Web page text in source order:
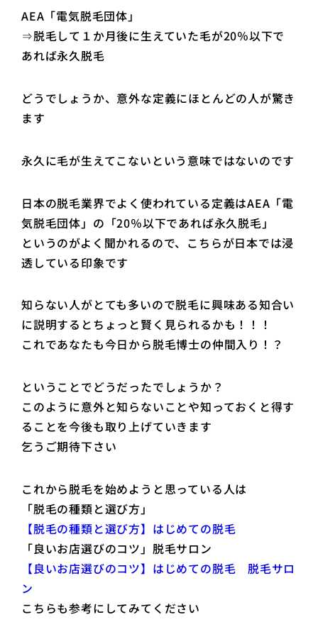
AEA「電気脱毛団体」
⇒脱毛して１か月後に生えていた毛が20％以下で
あれば永久脱毛
どうでしょうか、意外な定義にほとんどの人が驚き
ます
永久に毛が生えてこないという意味ではないのです
日本の脱毛業界でよく使われている定義はAEA「電
気脱毛団体」の「20％以下であれば永久脱毛」
というのがよく聞かれるので、こちらが日本では浸
透している印象です
知らない人がとても多いので脱毛に興味ある知合い
に説明するとちょっと賢く見られるかも！！！
これであなたも今日から脱毛博士の仲間入り！？
ということでどうだったでしょうか？
このように意外と知らないことや知っておくと得す
ることを今後も取り上げていきます
乞うご期待下さい
これから脱毛を始めようと思っている人は
「脱毛の種類と選び方」
【脱毛の種類と選び方】はじめての脱毛
「良いお店選びのコツ」脱毛サロン
【良いお店選びのコツ】はじめての脱毛 脱毛サロ
ン
こちらも参考にしてみてください